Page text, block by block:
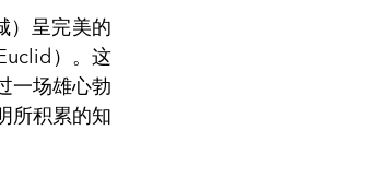
）呈完美的
）。这
一场雄心勃
所积累的知